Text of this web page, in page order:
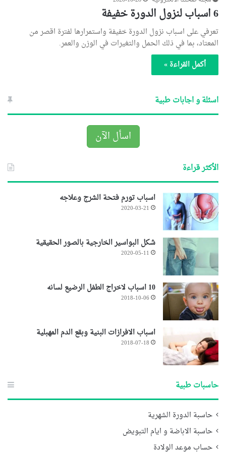
6 اسباب لنزول الدورة خفيفة
تعرفي على اسباب نزول الدورة خفيفة واستمرارها لفترة اقصر من
المعتاد، بما في ذلك الحمل والتغيرات في الوزن والعمر.
أكمل القراءة »
اسئلة و اجابات طبية
اسأل الآن
الأكثر قراءة
اسباب تورم فتحة الشرج وعلاجه
2020-03-21
شكل البواسير الخارجية بالصور الحقيقية
2020-05-11
10 اسباب لاخراج الطفل الرضيع لسانه
2018-10-06
اسباب الافرازات البنية وبقع الدم المهبلية
2018-07-18
حاسبات طبية
حاسبة الدورة الشهرية
حاسبة الاباضة و ايام التبويض
حساب موعد الولادة